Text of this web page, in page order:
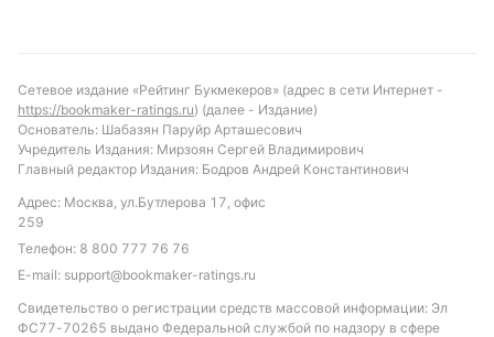
📺 Трансляция
Все игры Лиги Pari можно посмотреть на сервисе
«VK Видео». Прямой эфир матча будет
транслировать букмекерская контора Pari.
Смотреть трансляцию
Сетевое издание «Рейтинг Букмекеров» (адрес в сети Интернет -
https://bookmaker-ratings.ru) (далее - Издание)
Основатель: Шабазян Паруйр Арташесович
Учредитель Издания: Мирзоян Сергей Владимирович
Главный редактор Издания: Бодров Андрей Константинович
Адрес: Москва, ул.Бутлерова 17, офис
259
Телефон: 8 800 777 76 76
E-mail: support@bookmaker-ratings.ru
Свидетельство о регистрации средств массовой информации: Эл
ФС77-70265 выдано Федеральной службой по надзору в сфере